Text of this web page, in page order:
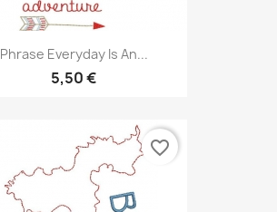
Phrase Everyday Is An...
5,50 €
favorite_border